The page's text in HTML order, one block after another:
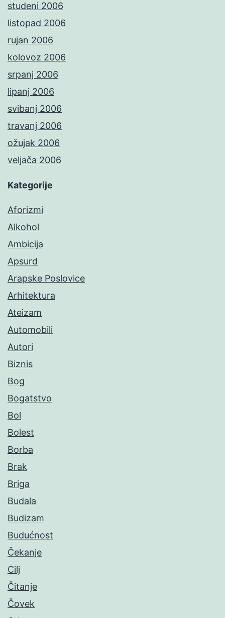
studeni 2006
listopad 2006
rujan 2006
kolovoz 2006
srpanj 2006
lipanj 2006
svibanj 2006
travanj 2006
ožujak 2006
veljača 2006
Kategorije
Aforizmi
Alkohol
Ambicija
Apsurd
Arapske Poslovice
Arhitektura
Ateizam
Automobili
Autori
Biznis
Bog
Bogatstvo
Bol
Bolest
Borba
Brak
Briga
Budala
Budizam
Budućnost
Čekanje
Cilj
Čitanje
Čovek